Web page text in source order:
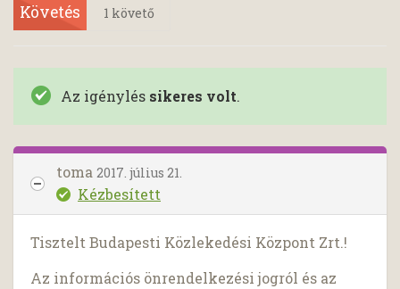
Követés 1 követő
Az igénylés sikeres volt.
toma 2017. július 21.
Kézbesített
Tisztelt Budapesti Közlekedési Központ Zrt.!
Az információs önrendelkezési jogról és az